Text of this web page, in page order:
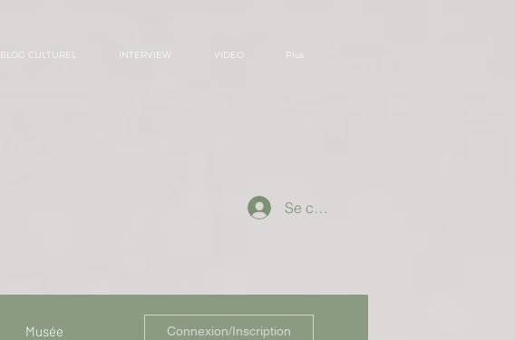
BLOG CULTUREL INTERVIEW VIDEO Plus
Se connecter
Musée Connexion/Inscription